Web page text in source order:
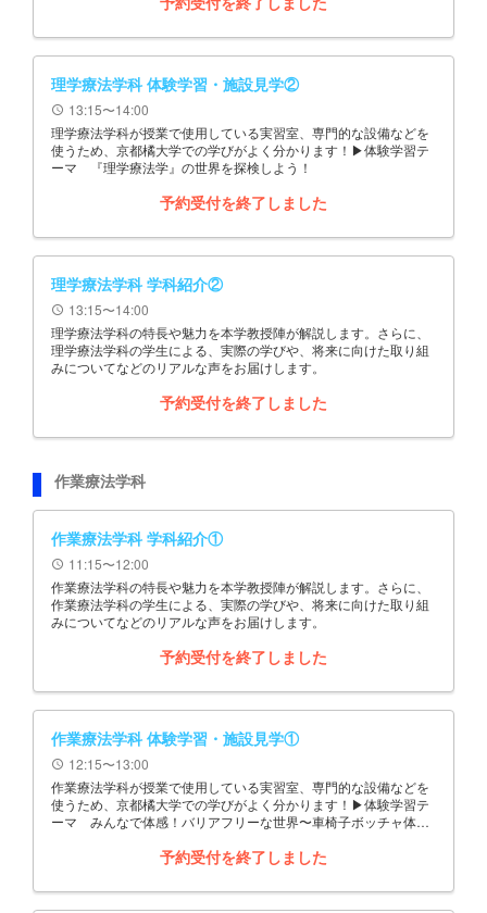
理学療法学科 体験学習・施設見学②
schedule 13:15〜14:00
理学療法学科が授業で使用している実習室、専門的な設備などを
使うため、京都橘大学での学びがよく分かります！▶体験学習テ
ーマ 『理学療法学』の世界を探検しよう！
予約受付を終了しました
理学療法学科 学科紹介②
schedule 13:15〜14:00
理学療法学科の特長や魅力を本学教授陣が解説します。さらに、
理学療法学科の学生による、実際の学びや、将来に向けた取り組
みについてなどのリアルな声をお届けします。
予約受付を終了しました
作業療法学科
作業療法学科 学科紹介①
schedule 11:15〜12:00
作業療法学科の特長や魅力を本学教授陣が解説します。さらに、
作業療法学科の学生による、実際の学びや、将来に向けた取り組
みについてなどのリアルな声をお届けします。
予約受付を終了しました
作業療法学科 体験学習・施設見学①
schedule 12:15〜13:00
作業療法学科が授業で使用している実習室、専門的な設備などを
使うため、京都橘大学での学びがよく分かります！▶体験学習テ
ーマ みんなで体感！バリアフリーな世界〜車椅子ボッチャ体験
予約受付を終了しました